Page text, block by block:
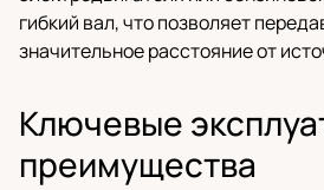
гибкий вал, что позволяет
значительное расстояние от
Ключевые
преимущества